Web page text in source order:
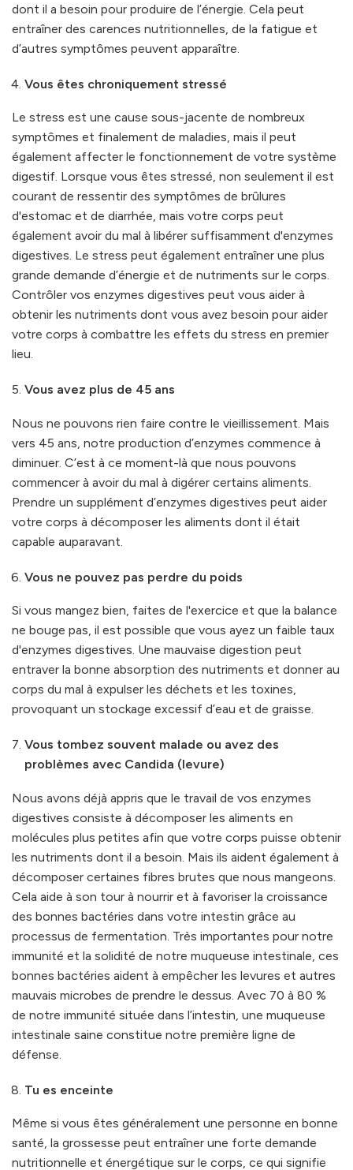
dont il a besoin pour produire de l’énergie. Cela peut
entraîner des carences nutritionnelles, de la fatigue et
d’autres symptômes peuvent apparaître.
Vous êtes chroniquement stressé
Le stress est une cause sous-jacente de nombreux
symptômes et finalement de maladies, mais il peut
également affecter le fonctionnement de votre système
digestif. Lorsque vous êtes stressé, non seulement il est
courant de ressentir des symptômes de brûlures
d'estomac et de diarrhée, mais votre corps peut
également avoir du mal à libérer suffisamment d'enzymes
digestives. Le stress peut également entraîner une plus
grande demande d’énergie et de nutriments sur le corps.
Contrôler vos enzymes digestives peut vous aider à
obtenir les nutriments dont vous avez besoin pour aider
votre corps à combattre les effets du stress en premier
lieu.
Vous avez plus de 45 ans
Nous ne pouvons rien faire contre le vieillissement. Mais
vers 45 ans, notre production d’enzymes commence à
diminuer. C’est à ce moment-là que nous pouvons
commencer à avoir du mal à digérer certains aliments.
Prendre un supplément d’enzymes digestives peut aider
votre corps à décomposer les aliments dont il était
capable auparavant.
Vous ne pouvez pas perdre du poids
Si vous mangez bien, faites de l'exercice et que la balance
ne bouge pas, il est possible que vous ayez un faible taux
d'enzymes digestives. Une mauvaise digestion peut
entraver la bonne absorption des nutriments et donner au
corps du mal à expulser les déchets et les toxines,
provoquant un stockage excessif d’eau et de graisse.
Vous tombez souvent malade ou avez des
problèmes avec Candida (levure)
Nous avons déjà appris que le travail de vos enzymes
digestives consiste à décomposer les aliments en
molécules plus petites afin que votre corps puisse obtenir
les nutriments dont il a besoin. Mais ils aident également à
décomposer certaines fibres brutes que nous mangeons.
Cela aide à son tour à nourrir et à favoriser la croissance
des bonnes bactéries dans votre intestin grâce au
processus de fermentation. Très importantes pour notre
immunité et la solidité de notre muqueuse intestinale, ces
bonnes bactéries aident à empêcher les levures et autres
mauvais microbes de prendre le dessus. Avec 70 à 80 %
de notre immunité située dans l’intestin, une muqueuse
intestinale saine constitue notre première ligne de
défense.
Tu es enceinte
Même si vous êtes généralement une personne en bonne
santé, la grossesse peut entraîner une forte demande
nutritionnelle et énergétique sur le corps, ce qui signifie